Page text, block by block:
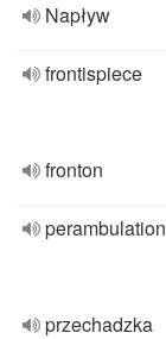
Napływ
frontispiece
fronton
perambulation
przechadzka